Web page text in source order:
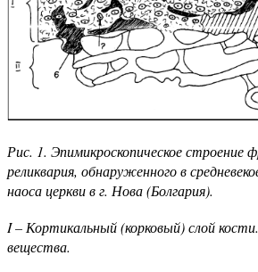
Рис. 1. Эпимикроскопическое строение
реликвария, обнаруженного в
наоса церкви в г. Нова (Болгария).
I – Кортикальный (корковый) слой
вещества.